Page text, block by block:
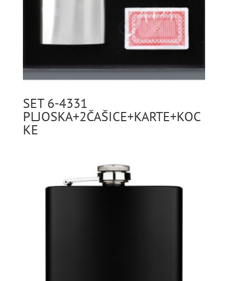
SET 6-4331
PLJOSKA+2ČAŠICE+KARTE+KOC
KE